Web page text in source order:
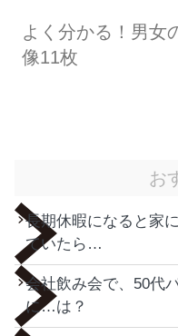
よく分かる！男女
像11枚
お
長期休暇になると家
ていたら…
会社飲み会で、50代
に…は？